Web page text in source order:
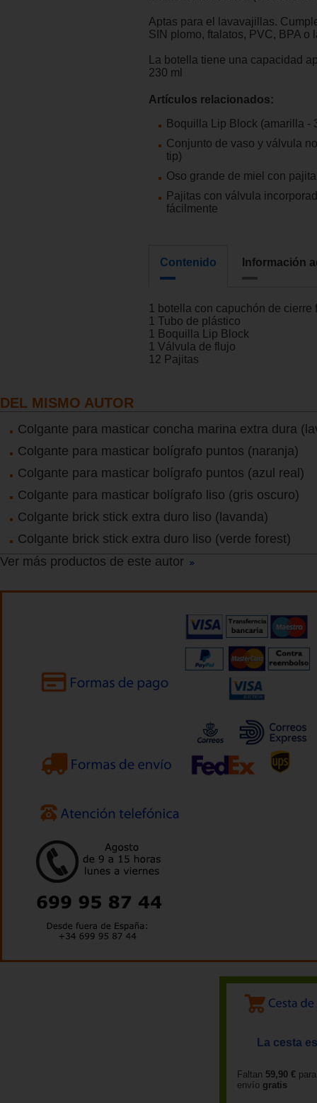
Aptas para el lavavajillas.
SIN plomo, ftalatos, PVC, BPA o
La botella tiene una capacidad
230 ml
Artículos relacionados:
Boquilla Lip Block (amarilla -
Conjunto de vaso y válvula
tip)
Oso grande de miel con
Pajitas con válvula
fácilmente
Contenido Información
1 botella con capuchón de cierre
1 Tubo de plástico
1 Boquilla Lip Block
1 Válvula de flujo
12 Pajitas
DEL MISMO AUTOR
Colgante para masticar concha marina extra dura
Colgante para masticar bolígrafo puntos (naranja)
Colgante para masticar bolígrafo puntos (azul real)
Colgante para masticar bolígrafo liso (gris oscuro)
Colgante brick stick extra duro liso (lavanda)
Colgante brick stick extra duro liso (verde forest)
Ver más productos de este autor
La cesta
Faltan 59,90 €
envío gratis